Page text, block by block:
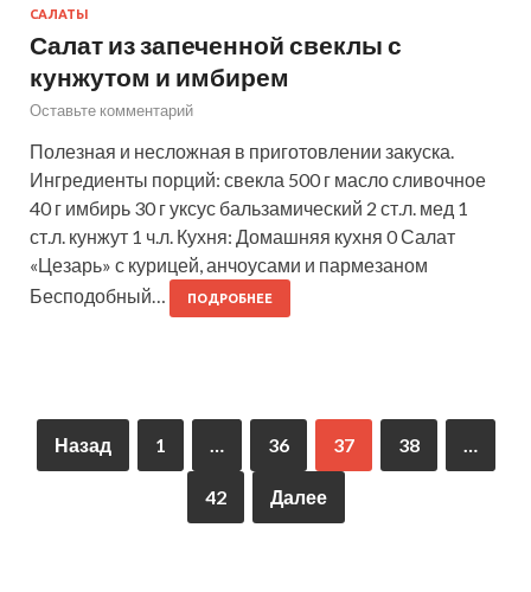
САЛАТЫ
Салат из запеченной свеклы с
кунжутом и имбирем
Оставьте комментарий
Полезная и несложная в приготовлении закуска.
Ингредиенты порций: свекла 500 г масло сливочное
40 г имбирь 30 г уксус бальзамический 2 ст.л. мед 1
ст.л. кунжут 1 ч.л. Кухня: Домашняя кухня 0 Салат
«Цезарь» с курицей, анчоусами и пармезаном
Бесподобный…
ПОДРОБНЕЕ
Назад 1 36 37 38
42 Далее